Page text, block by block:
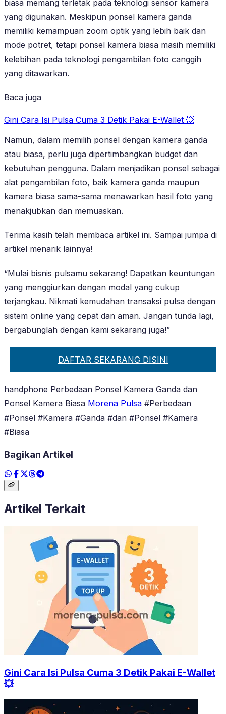
biasa memang terletak pada teknologi sensor kamera
yang digunakan. Meskipun ponsel kamera ganda
memiliki kemampuan zoom optik yang lebih baik dan
mode potret, tetapi ponsel kamera biasa masih memiliki
kelebihan pada teknologi pengambilan foto canggih
yang ditawarkan.
Baca juga
Gini Cara Isi Pulsa Cuma 3 Detik Pakai E-Wallet 💥
Namun, dalam memilih ponsel dengan kamera ganda
atau biasa, perlu juga dipertimbangkan budget dan
kebutuhan pengguna. Dalam menjadikan ponsel sebagai
alat pengambilan foto, baik kamera ganda maupun
kamera biasa sama-sama menawarkan hasil foto yang
menakjubkan dan memuaskan.
Terima kasih telah membaca artikel ini. Sampai jumpa di
artikel menarik lainnya!
“Mulai bisnis pulsamu sekarang! Dapatkan keuntungan
yang menggiurkan dengan modal yang cukup
terjangkau. Nikmati kemudahan transaksi pulsa dengan
sistem online yang cepat dan aman. Jangan tunda lagi,
bergabunglah dengan kami sekarang juga!”
DAFTAR SEKARANG DISINI
handphone Perbedaan Ponsel Kamera Ganda dan
Ponsel Kamera Biasa Morena Pulsa #Perbedaan
#Ponsel #Kamera #Ganda #dan #Ponsel #Kamera
#Biasa
Bagikan Artikel
Artikel Terkait
Gini Cara Isi Pulsa Cuma 3 Detik Pakai E-Wallet
💥